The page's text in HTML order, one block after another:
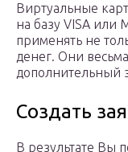
Виртуальные
на базу VISA или
применять не
денег. Они
дополнительный
Создать
В результате Вы